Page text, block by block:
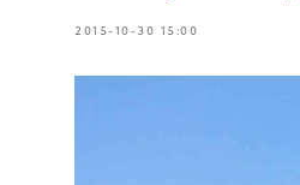
2015-10-30 15:00